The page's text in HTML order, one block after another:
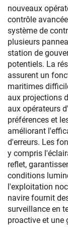
nouveaux
contrôle
système de
plusieurs
station de
potentiels. La
assurent un
maritimes
aux projections
aux opérateurs
préférences et
améliorant
d'erreurs. Les
y compris
reflet,
conditions
l'exploitation
navire fournit
surveillance en
proactive et une